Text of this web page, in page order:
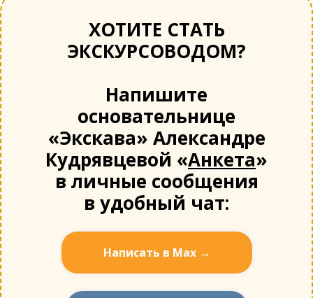
ХОТИТЕ СТАТЬ
ЭКСКУРСОВОДОМ?
Напишите
основательнице
«Экскава» Александре
Кудрявцевой «Анкета»
в личные сообщения
в удобный чат:
Написать в Мах →